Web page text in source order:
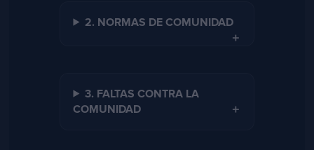
2. NORMAS DE COMUNIDAD
3. FALTAS CONTRA LA
COMUNIDAD